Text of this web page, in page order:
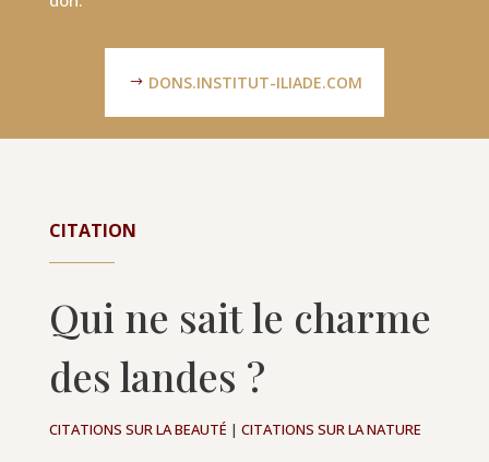
DONS.INSTITUT-ILIADE.COM
CITATION
Qui ne sait le charme
des landes ?
CITATIONS SUR LA BEAUTÉ | CITATIONS SUR LA NATURE